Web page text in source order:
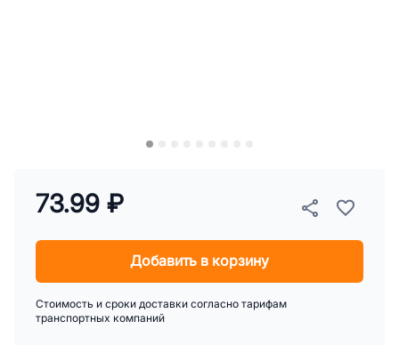
73.99 ₽
Добавить в корзину
Стоимость и сроки доставки согласно тарифам
транспортных компаний